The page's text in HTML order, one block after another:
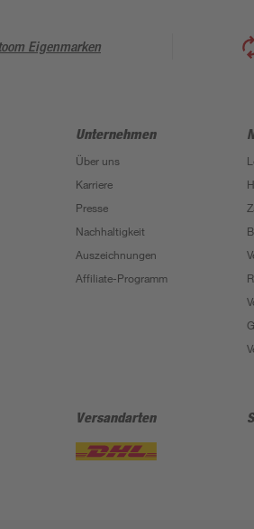
Eigenmarken
Unternehmen
Über uns
Karriere
Presse
Nachhaltigkeit
Auszeichnungen
Affiliate-Programm
Versandarten